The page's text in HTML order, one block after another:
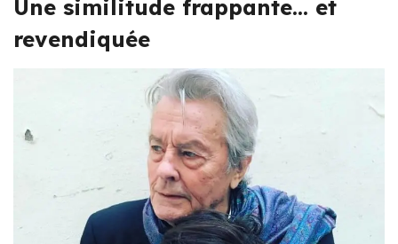
Une similitude frappante… et
revendiquée